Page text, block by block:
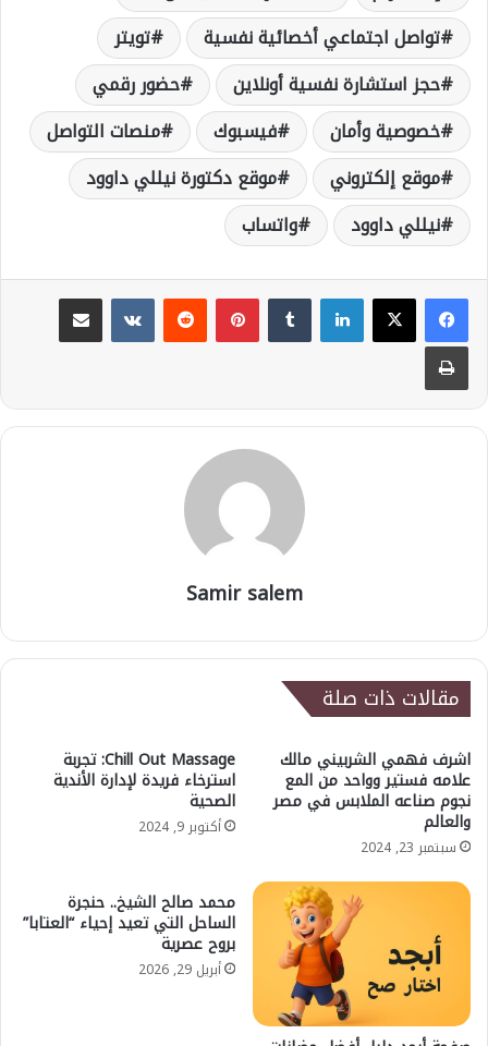
تواصل اجتماعي أخصائية نفسية
تويتر
حجز استشارة نفسية أونلاين
حضور رقمي
خصوصية وأمان
فيسبوك
منصات التواصل
موقع إلكتروني
موقع دكتورة نيللي داوود
نيللي داوود
واتساب
لينكدإن بينتيريست
مشاركة عبر البريد
طباعة
Samir salem
مقالات ذات صلة
اشرف فهمي الشربيني مالك
علامه فستير وواحد من المع
نجوم صناعه الملابس في مصر
والعالم
سبتمبر 23, 2024
Chill Out Massage: تجربة
استرخاء فريدة لإدارة الأندية
الصحية
أكتوبر 9, 2024
محمد صالح الشيخ.. حنجرة
الساحل التي تعيد إحياء “العتابا”
بروح عصرية
أبريل 29, 2026